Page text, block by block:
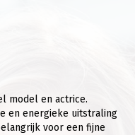
model en actrice.
en energieke uitstraling
voor een fijne